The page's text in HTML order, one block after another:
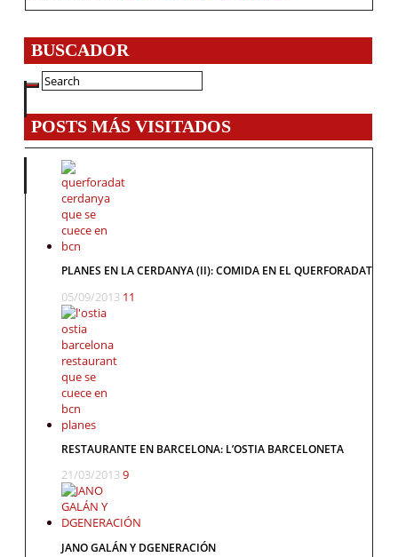
BUSCADOR
POSTS MÁS VISITADOS
PLANES EN LA CERDANYA (II): COMIDA EN EL QUERFORADAT
05/09/2013 11
RESTAURANTE EN BARCELONA: L’OSTIA BARCELONETA
21/03/20139
JANO GALÁN Y DGENERACIÓN